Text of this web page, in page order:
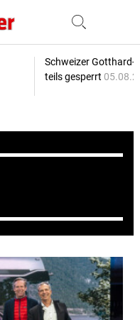
Schweizer Gotthard-
teils gesperrt